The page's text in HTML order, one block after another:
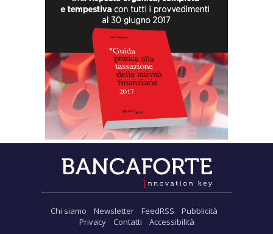
Chi siamo Newsletter FeedRSS
Pubblicità
Privacy
Contatti Accessibilità